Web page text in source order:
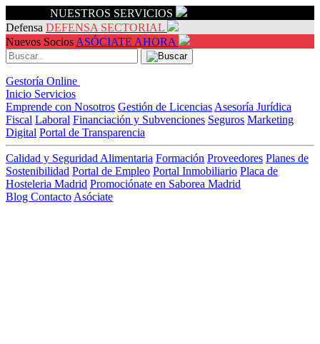
NUESTROS SERVICIOS
Defensa DEFENSA SECTORIAL
Nuevos Socios ASÓCIATE AHORA
Gestoría Online
Inicio Servicios
Emprende con Nosotros Gestión de Licencias Asesoría Jurídica
Fiscal Laboral Financiación y Subvenciones Seguros Marketing
Digital Portal de Transparencia
Calidad y Seguridad Alimentaria Formación Proveedores Planes de
Sostenibilidad Portal de Empleo Portal Inmobiliario Placa de
Hosteleria Madrid Promociónate en Saborea Madrid
Blog Contacto Asóciate